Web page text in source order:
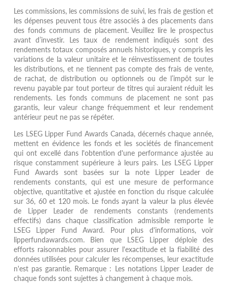
Les commissions, les commissions de suivi, les frais de gestion et
les dépenses peuvent tous être associés à des placements dans
des fonds communs de placement. Veuillez lire le prospectus
avant d’investir. Les taux de rendement indiqués sont des
rendements totaux composés annuels historiques, y compris les
variations de la valeur unitaire et le réinvestissement de toutes
les distributions, et ne tiennent pas compte des frais de vente,
de rachat, de distribution ou optionnels ou de l’impôt sur le
revenu payable par tout porteur de titres qui auraient réduit les
rendements. Les fonds communs de placement ne sont pas
garantis, leur valeur change fréquemment et leur rendement
antérieur peut ne pas se répéter.
Les LSEG Lipper Fund Awards Canada, décernés chaque année,
mettent en évidence les fonds et les sociétés de financement
qui ont excellé dans l'obtention d'une performance ajustée au
risque constamment supérieure à leurs pairs. Les LSEG Lipper
Fund Awards sont basées sur la note Lipper Leader de
rendements constants, qui est une mesure de performance
objective, quantitative et ajustée en fonction du risque calculée
sur 36, 60 et 120 mois. Le fonds ayant la valeur la plus élevée
de Lipper Leader de rendements constants (rendements
effectifs) dans chaque classification admissible remporte le
LSEG Lipper Fund Award. Pour plus d'informations, voir
lipperfundawards.com. Bien que LSEG Lipper déploie des
efforts raisonnables pour assurer l'exactitude et la fiabilité des
données utilisées pour calculer les récompenses, leur exactitude
n'est pas garantie. Remarque : Les notations Lipper Leader de
chaque fonds sont sujettes à changement à chaque mois.